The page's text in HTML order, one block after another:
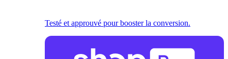
Testé et approuvé pour booster la conversion.